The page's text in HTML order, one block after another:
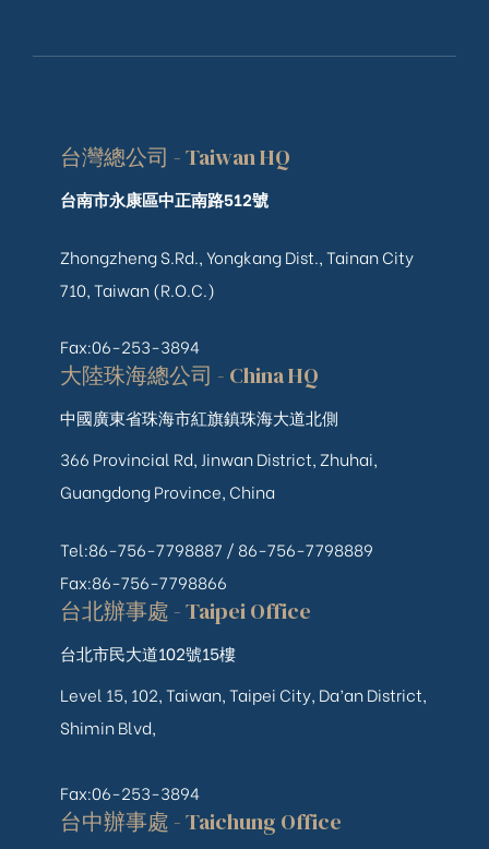
台灣總公司 - Taiwan HQ
台南市永康區中正南路512號
Zhongzheng S.Rd., Yongkang Dist., Tainan City
710, Taiwan (R.O.C.)
Fax:06-253-3894
大陸珠海總公司 - China HQ
中國廣東省珠海市紅旗鎮珠海大道北側
366 Provincial Rd, Jinwan District, Zhuhai,
Guangdong Province, China
Tel:86-756-7798887 / 86-756-7798889
Fax:86-756-7798866
台北辦事處 - Taipei Office
台北市民大道102號15樓
Level 15, 102, Taiwan, Taipei City, Da’an District,
Shimin Blvd,
Fax:06-253-3894
台中辦事處 - Taichung Office